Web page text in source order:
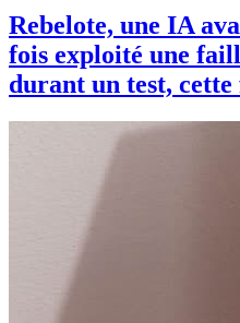
Rebelote, une IA
fois exploité une
durant un test, cette